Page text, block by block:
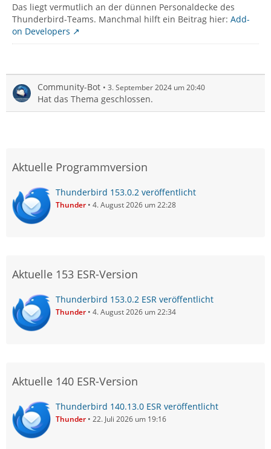
Das liegt vermutlich an der dünnen Personaldecke des
Thunderbird-Teams. Manchmal hilft ein Beitrag hier: Add-
on Developers
Community-Bot 3. September 2024 um 20:40
Hat das Thema geschlossen.
Aktuelle Programmversion
Thunderbird 153.0.2 veröffentlicht
Thunder 4. August 2026 um 22:28
Aktuelle 153 ESR-Version
Thunderbird 153.0.2 ESR veröffentlicht
Thunder 4. August 2026 um 22:34
Aktuelle 140 ESR-Version
Thunderbird 140.13.0 ESR veröffentlicht
Thunder 22. Juli 2026 um 19:16